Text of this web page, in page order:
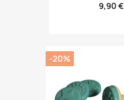
9,90 €
-20%